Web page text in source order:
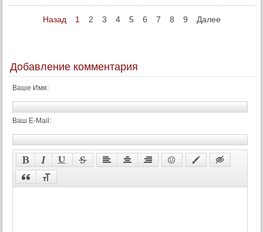
Назад 1 2 3 4 5 6 7 8 9 Далее
Добавление комментария
Ваше Имя:
Ваш E-Mail: